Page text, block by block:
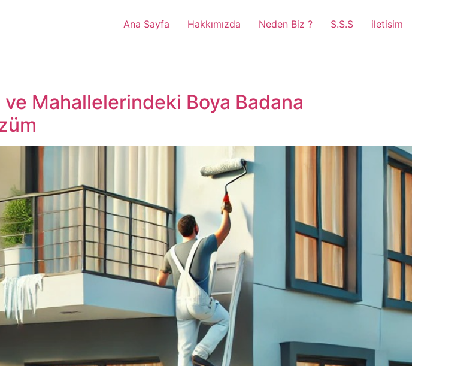
Ana Sayfa Hakkımızda Neden Biz ? S.S.S iletisim
Mahallelerindeki Boya Badana